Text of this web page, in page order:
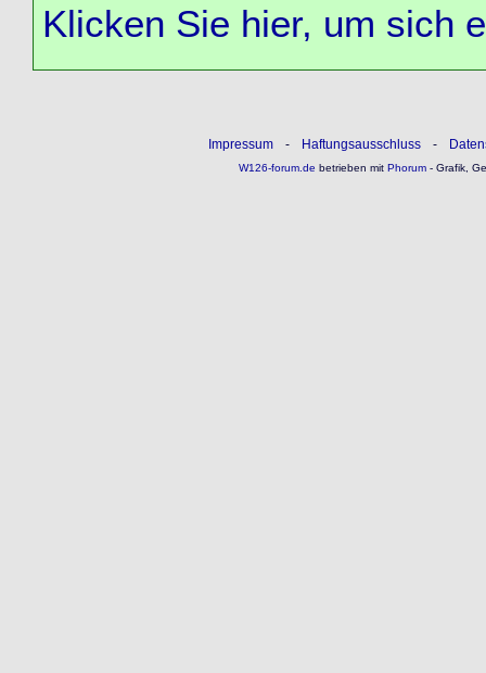
Klicken Sie hier, um sich
Impressum - Haftungsausschluss -
W126-forum.de betrieben mitPhorum- Grafik,